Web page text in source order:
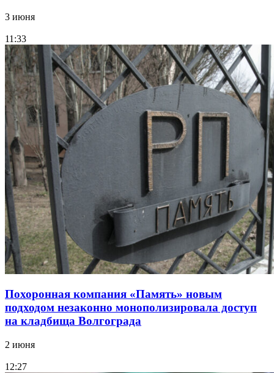
3 июня
11:33
Похоронная компания «Память» новым
подходом незаконно монополизировала доступ
на кладбища Волгограда
2 июня
12:27